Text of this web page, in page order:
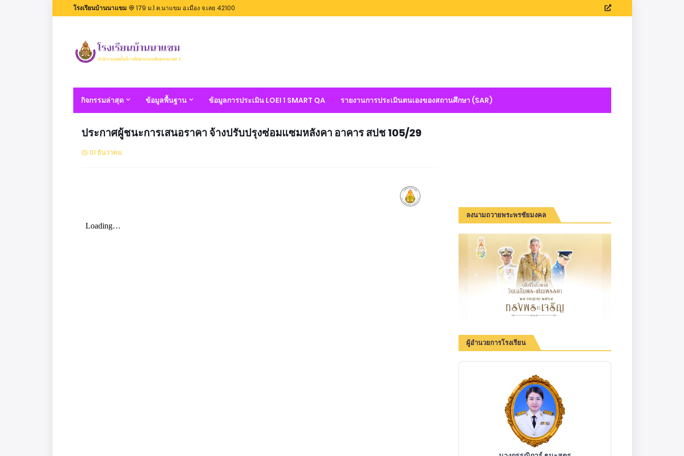
โรงเรียนบ้านนาแขม 179 ม.1 ต.นาแขม อ.เมือง จ.เลย 42100
กิจกรรมล่าสุด ข้อมูลพื้นฐาน ข้อมูลการประเมิน LOEI 1 SMART QA รายงานการประเมินตนเองของสถานศึกษา (SAR)
ประกาศผู้ชนะการเสนอราคา จ้างปรับปรุงซ่อมแซมหลังคา อาคาร สปช 105/29
01 ธันวาคม
ลงนามถวายพระพรชัยมงคล
ผู้อำนวยการโรงเรียน